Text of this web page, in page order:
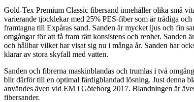
Gold-Tex Premium Classic fibersand innehåller olika små
varierande tjocklekar med 25% PES-fiber som är trådiga och
framtagna till Expåras sand. Sanden är mycket ljus och fin
omgångar för att få fram rätt konsistens och renhet.
och hållbar vilket har visat sig nu i många år. Sanden har
klarar av stora skyfall med vatten.
Sanden och fibrerna maskinblandas och trumlas i två
blir därför till en optimal färdigblandad lösning. Just denna
användes även vid EM i Göteborg 2017. Blandningen är
fibersander.